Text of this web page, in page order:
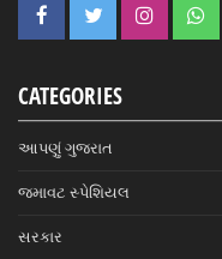
CATEGORIES
આપણું ગુજરાત
જમાવટ સ્પેશિયલ
સરકાર